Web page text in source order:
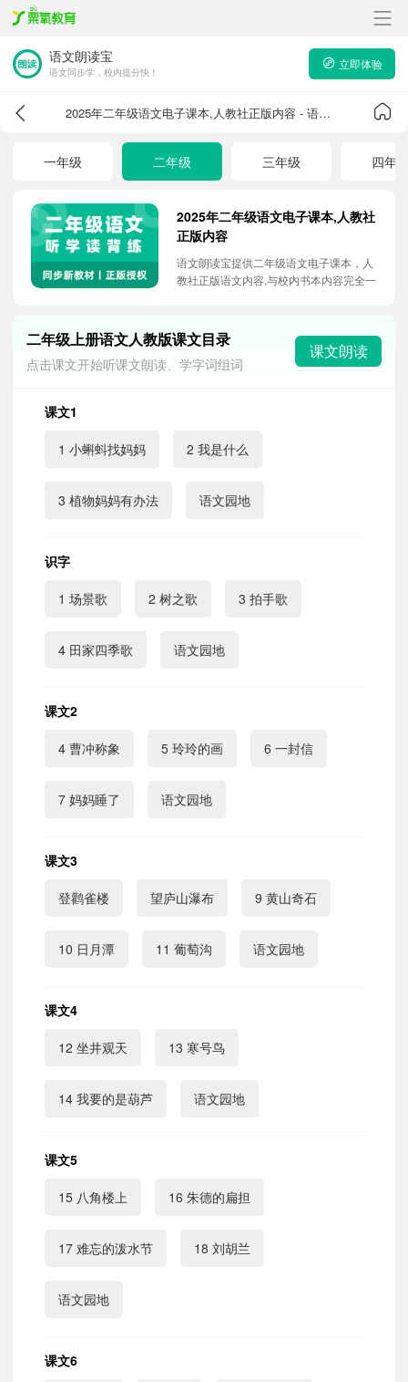
语文朗读宝
语文同步学，校内提分快！
立即体验
2025年二年级语文电子课本,人教社正版内容 - 语文朗读宝
一年级 二年级 三年级 四年
2025年二年级语文电子课本,人教社
正版内容
语文朗读宝提供二年级语文电子课本，人
教社正版语文内容,与校内书本内容完全一
二年级上册语文人教版课文目录
点击课文开始听课文朗读、学字词组词
课文朗读
课文1
1 小蝌蚪找妈妈 2 我是什么
3 植物妈妈有办法 语文园地
识字
1 场景歌 2 树之歌 3 拍手歌
4 田家四季歌 语文园地
课文2
4 曹冲称象 5 玲玲的画 6 一封信
7 妈妈睡了 语文园地
课文3
登鹳雀楼 望庐山瀑布 9 黄山奇石
10 日月潭 11 葡萄沟 语文园地
课文4
12 坐井观天 13 寒号鸟
14 我要的是葫芦 语文园地
课文5
15 八角楼上 16 朱德的扁担
17 难忘的泼水节 18 刘胡兰
语文园地
课文6